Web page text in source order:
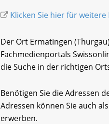
Klicken Sie hier für
Der Ort Ermatingen
Fachmedienportals
die Suche in der richtigen
Benötigen Sie die Adressen
Adressen können Sie auch
erwerben.